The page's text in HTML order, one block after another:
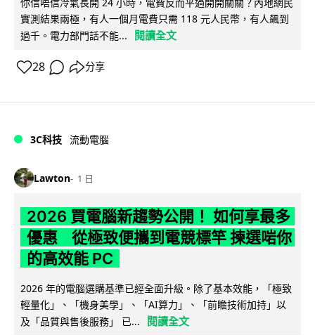
實測結果兩極，有人一個月電費只需 118 元人民幣，有人飆到
過千。電力部門話不能...
閱讀全文
28 分享
3C科技 流動電腦
Lawton 1 日
2026 買電腦新趨勢公開！ 如何享最多
優惠 從極致便攜到電競標竿 揀選啱你
的高效能 PC
2026 年的電腦選購基準已經全面升級。除了基本效能，「極致
輕量化」、「機身美學」、「AI算力」、「前瞻技術加持」以
及「品質與售後服務」 已...
閱讀全文